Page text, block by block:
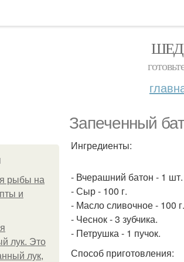
Запеченный
рыбы на
и
лук. Это
лук,
Ингредиенты:
- Вчерашний батон - 1 шт.
- Сыр - 100 г.
- Масло сливочное - 100 г.
- Чеснок - 3 зубчика.
- Петрушка - 1 пучок.
Способ приготовления: